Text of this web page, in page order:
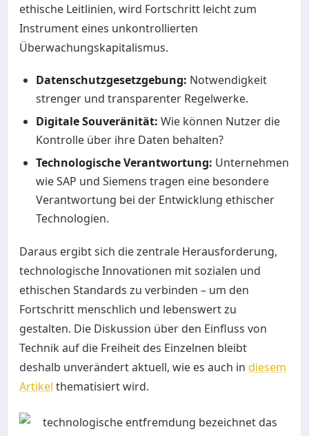
ethische Leitlinien, wird Fortschritt leicht zum
Instrument eines unkontrollierten
Überwachungskapitalismus.
Datenschutzgesetzgebung: Notwendigkeit
strenger und transparenter Regelwerke.
Digitale Souveränität: Wie können Nutzer die
Kontrolle über ihre Daten behalten?
Technologische Verantwortung: Unternehmen
wie SAP und Siemens tragen eine besondere
Verantwortung bei der Entwicklung ethischer
Technologien.
Daraus ergibt sich die zentrale Herausforderung,
technologische Innovationen mit sozialen und
ethischen Standards zu verbinden – um den
Fortschritt menschlich und lebenswert zu
gestalten. Die Diskussion über den Einfluss von
Technik auf die Freiheit des Einzelnen bleibt
deshalb unverändert aktuell, wie es auch in diesem
Artikel thematisiert wird.